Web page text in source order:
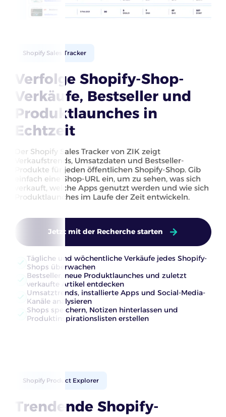
Shopify Sales Tracker
Verfolge Shopify-Shop-
Verkäufe, Bestseller und
Produktlaunches in
Echtzeit
Der Shopify Sales Tracker von ZIK zeigt
Verkaufstrends, Umsatzdaten und Bestseller-
Produkte für jeden öffentlichen Shopify-Shop. Gib
einfach eine Shop-URL ein, um zu sehen, was sich
verkauft, welche Apps genutzt werden und wie sich
Produktlaunches im Laufe der Zeit entwickeln.
Jetzt mit der Recherche starten
Tägliche und wöchentliche Verkäufe jedes Shopify-
Shops überwachen
Bestseller, neue Produktlaunches und zuletzt
verkaufte Artikel entdecken
Umsatztrends, installierte Apps und Social-Media-
Kanäle analysieren
Shops speichern, Notizen hinterlassen und
Produktinspirationslisten erstellen
Shopify Product Explorer
Trendende Shopify-